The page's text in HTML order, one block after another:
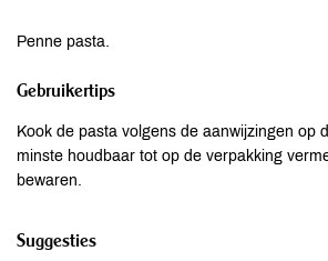
Penne pasta.
Gebruikertips
Kook de pasta volgens de aanwijzingen op
minste houdbaar tot op de verpakking
bewaren.
Suggesties